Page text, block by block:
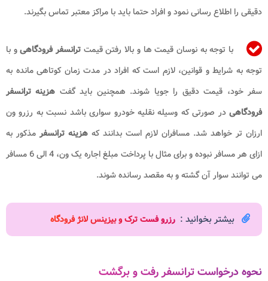
دقیقی را اطلاع رسانی نمود و افراد حتما باید با مراکز معتبر تماس بگیرند.
با توجه به نوسان قیمت ها و بالا رفتن قیمت ترانسفر فرودگاهیو با
توجه به شرایط و قوانین، لازم است که افراد در مدت زمان کوتاهی مانده به
سفر خود، قیمت دقیق را جویا شوند. همچنین باید گفت هزینه ترانسفر
فرودگاهیدر صورتی که وسیله نقلیه خودرو سواری باشد نسبت به رزرو ون
ارزان تر خواهد شد. مسافران لازم است بدانند که هزینه ترانسفرمذکور به
ازای هر مسافر نبوده و برای مثال با پرداخت مبلغ اجاره یک ون، 4 الی 6 مسافر
می توانند سوار آن گشته و به مقصد رسانده شوند.
بیشتر بخوانید : رزرو فست ترک و بیزینس لانژ فرودگاه
نحوه درخواست ترانسفر رفت و برگشت